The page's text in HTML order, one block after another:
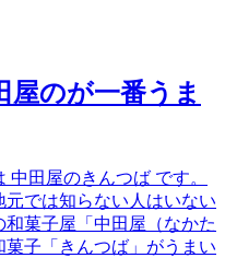
屋のが一番うま
田屋のきんつば です。
では知らない人はいない
菓子屋「中田屋（なかた
子「きんつば」がうまい